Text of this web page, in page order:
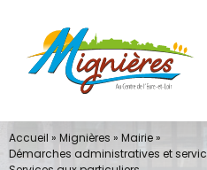
contenu
Accueil » Mignières » Mairie»
Démarches administratives et